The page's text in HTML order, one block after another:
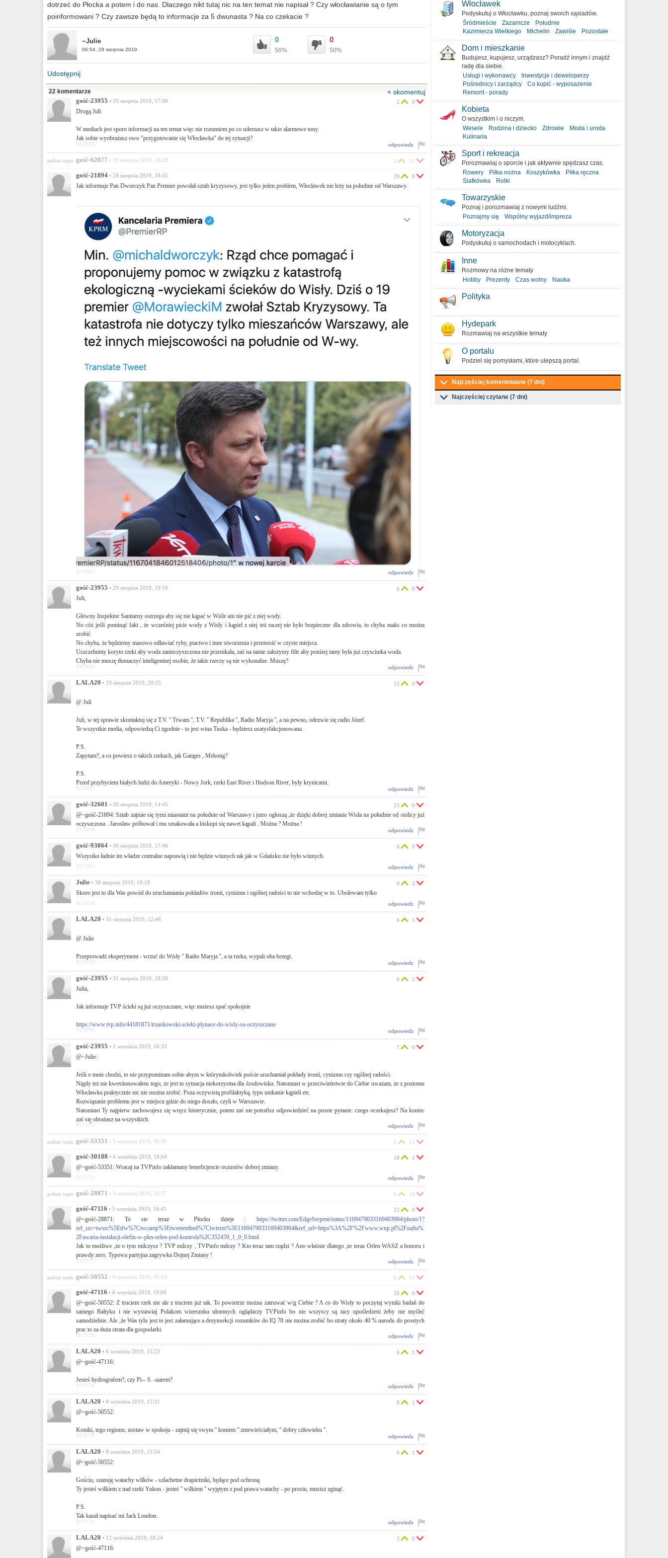
dotrzeć do Płocka a potem i do nas. Dlaczego nikt tutaj nic na ten temat nie napisał ? Czy włocławianie są o tym
poinformowani ? Czy zawsze będą to informacje za 5 dwunasta ? Na co czekacie ?
~Julie
06:54, 29 sierpnia 2019
0
50%
0
50%
Udostępnij
22 komentarze + skomentuj
gość-23955 • 29 sierpnia 2019, 17:08
Drogą Juli
W mediach jest sporo informacji na ten temat więc nie rozumiem po co uderzasz w takie alarmowe tony.
Jak sobie wyobrażasz owo "przygotowanie się Włocławka" do tej sytuacji?
2 0
odpowiedz
ID:79691
gość-62877 • 29 sierpnia 2019, 18:28 2 21
pokaż wpis
gość-21894 • 29 sierpnia 2019, 18:45
Jak informuje Pan Dworczyk Pan Premier powołał sztab kryzysowy, jest tylko jeden problem, Włocławek nie leży na południe od Warszawy.
29 0
odpowiedz
ID:79693
gość-23955 • 29 sierpnia 2019, 19:10
Juli,
Główny Inspektor Sanitarny ostrzega aby się nie kąpać w Wiśle ani nie pić z niej wody.
No cóż jeśli pominąć fakt , że wcześniej picie wody z Wisły i kąpiel z niej też raczej nie było bezpieczne dla zdrowia, to chyba maks co można
zrobić.
No chyba, że będziemy masowo odławiać ryby, ptactwo i inne stworzenia i przenosić w czyste miejsca.
Uszczelnimy koryto rzeki aby woda zanieczyszczona nie przenikała, zaś na tamie założymy filtr aby poniżej tamy była już czysciutka woda.
Chyba nie muszę tłumaczyć inteligentnej osobie, że takie rzeczy są nie wykonalne. Muszę?
6 0
odpowiedz
ID:79694
LALA20 • 29 sierpnia 2019, 20:25
@ Juli
Juli, w tej sprawie skontaktuj się z T.V. '' Trwam '', T.V. '' Republika '', Radio Maryja '', a na pewno, odezwie się radio Józef.
Te wszystkie media, odpowiedzą Ci zgodnie - to jest wina Tuska - będziesz usatysfakcjonowana.
P.S.
Zapytam?, a co powiesz o takich rzekach, jak Ganges , Mekong?
P.S.
Przed przybyciem białych ludzi do Ameryki - Nowy Jork, rzeki East River i Hudson River, były krynicami.
12 0
odpowiedz
ID:79695
gość-32601 • 30 sierpnia 2019, 14:45
@~gość-21894: Sztab zajmie się tymi miastami na południe od Warszawy i jutro ogłoszą ,że dzięki dobrej zmianie Wisła na południe od stolicy już
oczyszczona . Jarosław próbował i mu smakowała a biskupi się nawet kąpali . Można ? Można !
25 0
odpowiedz
ID:79696
gość-93864 • 30 sierpnia 2019, 17:46
Wszystko ładnie im władze centralne naprawią i nie będzie winnych tak jak w Gdańsku nie było winnych.
6 0
odpowiedz
ID:79697
Julie • 30 sierpnia 2019, 18:18
Skoro jest to dla Was powód do uruchamiania pokładów ironii, cynizmu i ogólnej radości to nie wchodzę w to. Ubolewam tylko
0 3
odpowiedz
ID:79698
LALA20 • 31 sierpnia 2019, 12:46
@ Julie
Przeprowadż eksperyment - wrzuć do Wisły '' Radio Maryja '', a ta rzeka, wypali oba brzegi.
6 1
odpowiedz
ID:79700
gość-23955 • 31 sierpnia 2019, 18:58
Julia,
Jak informuje TVP ścieki są już oczyszczane, więc możesz spać spokojnie
https://www.tvp.info/44181871/trzaskowski-scieki-plynace-do-wisly-sa-oczyszczane
0 2
odpowiedz
ID:79701
gość-23955 • 1 września 2019, 16:33
@~Julie:
Jeśli o mnie chodzi, to nie przypominam sobie abym w którymkolwiek poście uruchamiał pokłady ironii, cynizmu czy ogólnej radości.
Nigdy też nie kwestionowałem tego, że jest to sytuacja niekorzystna dla środowiska. Natomiast w przeciwieństwie do Ciebie uważam, że z poziomu
Włocławka praktycznie nic nie można zrobić. Poza oczywistą profilaktyką, typu unikanie kąpieli etc.
Rozwiązanie problemu jest w miejscu gdzie do niego doszło, czyli w Warszawie.
Natomiast Ty najpierw zachowujesz się wręcz histerycznie, potem zaś nie potrafisz odpowiedzieć na proste pytanie: czego oczekujesz? Na koniec
zaś się obrażasz na wszystkich.
7 0
odpowiedz
ID:79703
gość-53351 • 3 września 2019, 06:06 1 21
pokaż wpis
gość-30188 • 4 września 2019, 18:04
@~gość-53351: Wracaj na TVPinfo zakłamany beneficjencie oszustów dobrej zmiany.
18 1
odpowiedz
ID:79713
gość-28871 • 5 września 2019, 10:37 0 18
pokaż wpis
gość-47116 • 5 września 2019, 16:41
@~gość-28871: To sie teraz w Płocku dzieje : https://twitter.com/EdgeSerpent/status/1169479033169403904/photo/1?
ref_src=twsrc%5Etfw%7Ctwcamp%5Etweetembed%7Ctwterm%5E1169479033169403904&ref_url=https%3A%2F%2Fwww.wnp.pl%2Fnafta%
2Fawaria-instalacji-olefin-w-pkn-orlen-pod-kontrola%2C352459_1_0_0.html
Jak to możliwe ,że o tym milczysz ? TVP milczy , TVPinfo milczy ? Kto teraz tam rządzi ? Ano właśnie dlatego ,że teraz Orlen WASZ a honoru i
prawdy zero. Typowa partyjna zagrywka Dojnej Zmiany !
22 0
odpowiedz
ID:79717
gość-50552 • 6 września 2019, 05:14 0 17
pokaż wpis
gość-47116 • 6 września 2019, 19:09
@~gość-50552: Z truciem rzek nie ale z truciem już tak. To powietrze można zatruwać w/g Ciebie ? A co do Wisły to poczytaj wyniki badań do
samego Bałtyku i nie wystawiaj Polakom wizerunku ułomnych oglądaczy TVPinfo bo nie wszyscy są tacy upośledzeni żeby nie myśleć
samodzielnie. Ale ,że Was tylu jest to jest załamujące a dezynsekcji rozumków do IQ 70 nie można zrobić bo straty około 40 % narodu do prostych
prac to za duża strata dla gospodarki.
20 0
odpowiedz
ID:79730
LALA20 • 8 września 2019, 15:23
@~gość-47116:
Jesteś hydrografem?, czy Pi-- S. -uarem?
0 1
odpowiedz
ID:79738
LALA20 • 8 września 2019, 15:31
@~gość-50552:
Koniki, tego regionu, zostaw w spokoju - zajmij się swym '' koniem '' zniewieściałym, '' dobry człowieku ''.
0 1
odpowiedz
ID:79739
LALA20 • 8 września 2019, 15:54
@~gość-50552:
Gościu, szanuję watachy wilków - szlachetne drapieżniki, będące pod ochroną
Ty jesteś wilkiem z nad rzeki Yukon - jesteś '' wilkiem '' wyjętym z pod prawa watachy - po prostu, musisz zginąć.
P.S.
Tak kazał napisać mi Jack London.
0 1
odpowiedz
ID:79740
LALA20 • 12 września 2019, 18:24
@~gość-47116:
3 0
Włocławek
Podyskutuj o Włocławku, poznaj swoich sąsiadów.
Śródmieście
Zazamcze
Południe
Kazimierza Wielkiego
Michelin Zawiśle Pozostałe
Dom i mieszkanie
Budujesz, kupujesz, urządzasz? Poradź innym i znajdź
radę dla siebie.
Usługi i wykonawcy
Inwestycje i deweloperzy
Pośrednicy i zarządcy
Co kupić - wyposażenie
Remont - porady
Kobieta
O wszystkim i o niczym.
Wesele
Rodzina i dziecko Zdrowie
Moda i uroda
Kulinaria
Sport i rekreacja
Porozmawiaj o sporcie i jak aktywnie spędzasz czas.
Rowery
Piłka nożna Koszykówka
Piłka ręczna
Siatkówka
Rolki
Towarzyskie
Poznaj i porozmawiaj z nowymi ludźmi.
Poznajmy się
Wspólny wyjazd/impreza
Motoryzacja
Podyskutuj o samochodach i motocyklach.
Inne
Rozmowy na różne tematy
Hobby
Prezenty Czas wolny Nauka
Polityka
Hydepark
Rozmawiaj na wszystkie tematy
O portalu
Podziel się pomysłami, które ulepszą portal.
Najczęściej komentowane (7 dni)
Najczęściej czytane (7 dni)